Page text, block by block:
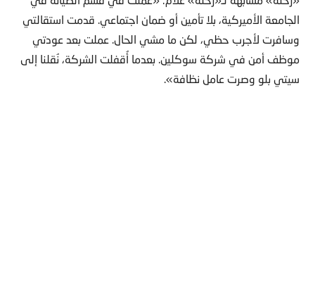
الجامعة الأميركية، بلا تأمين أو ضمان اجتماعي. قدمت استقالتي
وسافرت لأجرب حظي، لكن ما مشي الحال. عملت بعد عودتي
موظف أمن في شركة سوكلين. بعدما أُقفلت الشركة، نُقلنا إلى
سيتي بلو وصرت عامل نظافة».